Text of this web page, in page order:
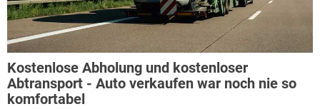
Kostenlose Abholung und kostenloser
Abtransport - Auto verkaufen war noch nie so
komfortabel